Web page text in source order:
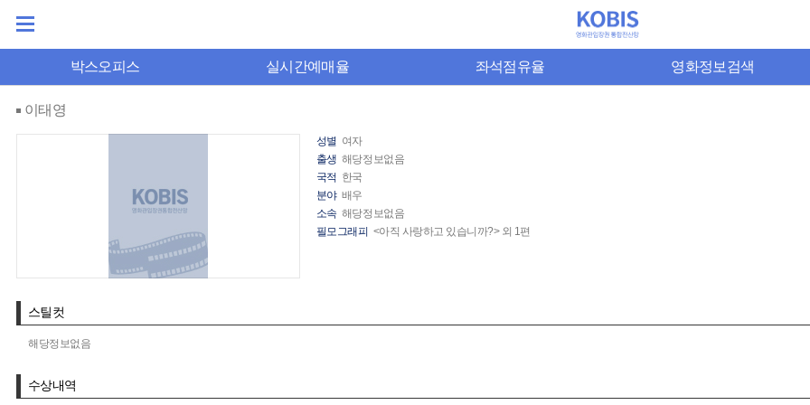
박스오피스 실시간예매율 좌석점유율 영화정보검색
이태영
성별 여자
출생 해당정보없음
국적 한국
분야 배우
소속 해당정보없음
필모그래피 <아직 사랑하고 있습니까?> 외 1편
스틸컷
해당정보없음
수상내역